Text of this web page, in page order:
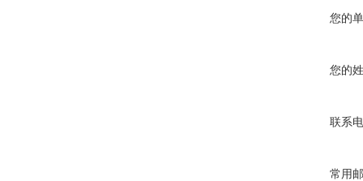
您的
您的
联系
常用